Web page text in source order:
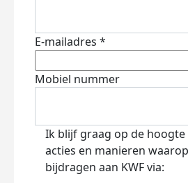
E-mailadres *
Mobiel nummer
Ik blijf graag op de hoogte
acties en manieren
bijdragen aan KWF via: